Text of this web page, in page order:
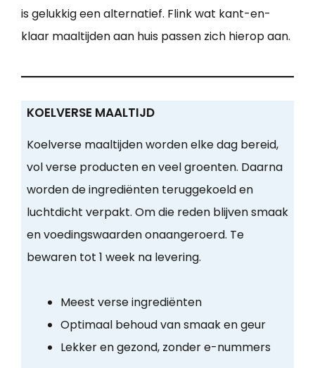
is gelukkig een alternatief. Flink wat kant-en-
klaar maaltijden aan huis passen zich hierop aan.
KOELVERSE MAALTIJD
Koelverse maaltijden worden elke dag bereid,
vol verse producten en veel groenten. Daarna
worden de ingrediënten teruggekoeld en
luchtdicht verpakt. Om die reden blijven smaak
en voedingswaarden onaangeroerd. Te
bewaren tot 1 week na levering.
Meest verse ingrediënten
Optimaal behoud van smaak en geur
Lekker en gezond, zonder e-nummers